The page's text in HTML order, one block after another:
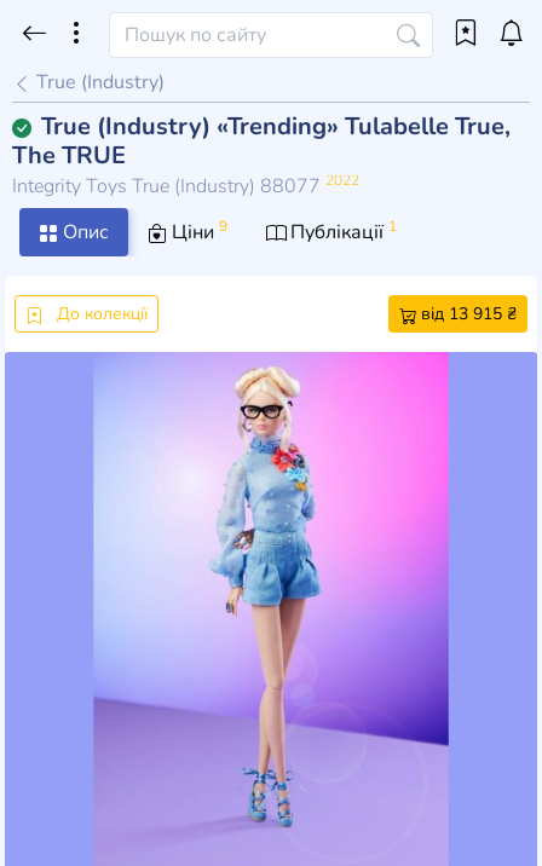
True (Industry)
True (Industry) «Trending» Tulabelle True,
The TRUE
Integrity Toys True (Industry) 88077 2022
Опис Ціни 9 Публікації 1
До колекції від 13 915 ₴